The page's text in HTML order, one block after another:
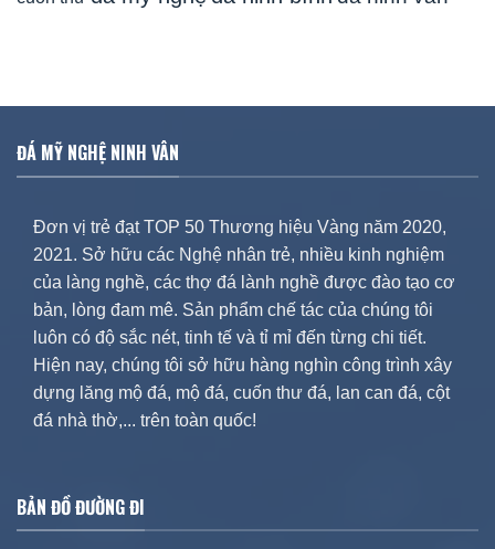
ĐÁ MỸ NGHỆ NINH VÂN
Đơn vị trẻ đạt TOP 50 Thương hiệu Vàng năm 2020,
2021. Sở hữu các Nghệ nhân trẻ, nhiều kinh nghiệm
của làng nghề, các thợ đá lành nghề được đào tạo cơ
bản, lòng đam mê. Sản phẩm chế tác của chúng tôi
luôn có độ sắc nét, tinh tế và tỉ mỉ đến từng chi tiết.
Hiện nay, chúng tôi sở hữu hàng nghìn công trình xây
dựng lăng mộ đá, mộ đá, cuốn thư đá, lan can đá, cột
đá nhà thờ,... trên toàn quốc!
BẢN ĐỒ ĐƯỜNG ĐI